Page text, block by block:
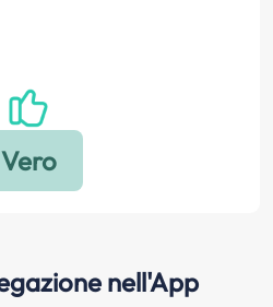
nell'App